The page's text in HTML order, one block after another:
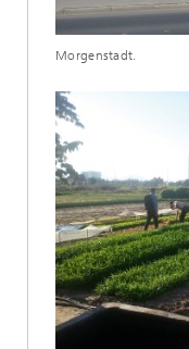
Morgenstadt.